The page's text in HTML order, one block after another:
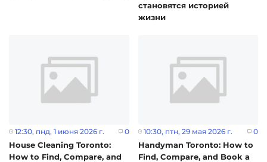
становятся историей
жизни
12:30, пнд, 1 июня 2026 г. 0
House Cleaning Toronto:
How to Find, Compare, and
10:30, птн, 29 мая 2026 г. 0
Handyman Toronto: How to
Find, Compare, and Book a